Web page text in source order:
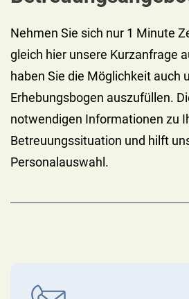
Nehmen Sie sich nur 1 Minute
gleich hier unsere Kurzanfrage
haben Sie die Möglichkeit auch
Erhebungsbogen auszufüllen.
notwendigen Informationen zu
Betreuungssituation und hilft
Personalauswahl.